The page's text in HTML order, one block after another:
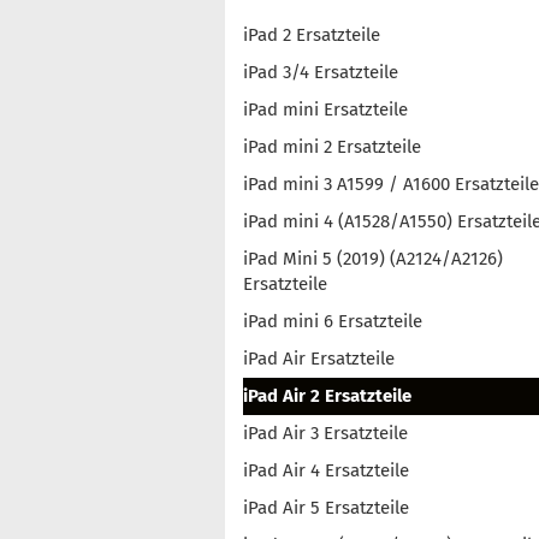
iPad 2 Ersatzteile
iPad 3/4 Ersatzteile
iPad mini Ersatzteile
iPad mini 2 Ersatzteile
iPad mini 3 A1599 / A1600 Ersatzteile
iPad mini 4 (A1528/A1550)
iPad Mini 5 (2019) (A2124/A2126)
Ersatzteile
iPad mini 6 Ersatzteile
iPad Air Ersatzteile
iPad Air 2 Ersatzteile
iPad Air 3 Ersatzteile
iPad Air 4 Ersatzteile
iPad Air 5 Ersatzteile